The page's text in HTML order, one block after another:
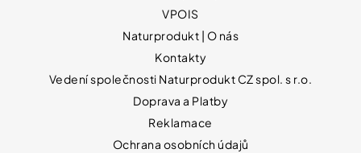
VPOIS
Naturprodukt | O nás
Kontakty
Vedení společnosti Naturprodukt CZ spol. s r.o.
Doprava a Platby
Reklamace
Ochrana osobních údajů